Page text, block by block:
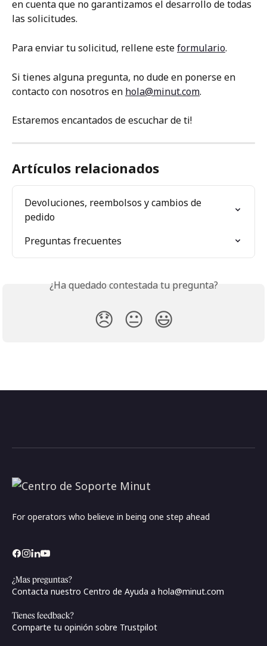
en cuenta que no garantizamos el desarrollo de todas
las solicitudes.
Para enviar tu solicitud, rellene este formulario.
Si tienes alguna pregunta, no dude en ponerse en
contacto con nosotros en hola@minut.com.
Estaremos encantados de escuchar de ti!
Artículos relacionados
Devoluciones, reembolsos y cambios de
pedido
Preguntas frecuentes
¿Ha quedado contestada tu pregunta?
😞 😐 😃
For operators who believe in being one step ahead
¿Mas preguntas?
Contacta nuestro Centro de Ayuda a hola@minut.com
Tienes feedback?
Comparte tu opinión sobre Trustpilot